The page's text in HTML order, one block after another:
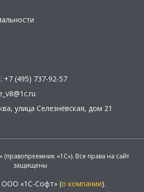
+7 (495) 737-92-57
, улица Селезнёвская, дом 21
«1С»). Все права на сайт
защищены
ООО «1С-Софт» (о компании).